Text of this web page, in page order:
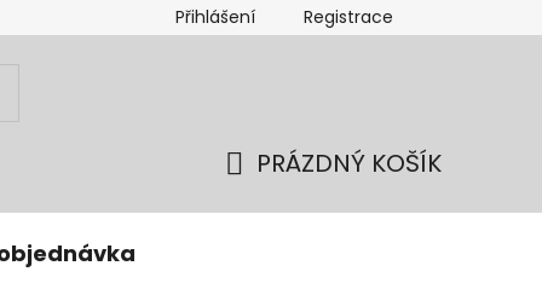
Přihlášení Registrace
PRÁZDNÝ KOŠÍK